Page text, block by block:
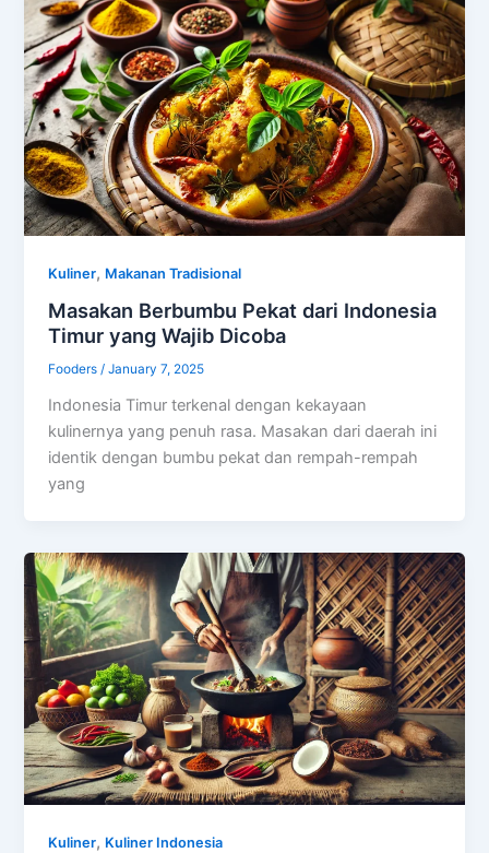
Kuliner, Makanan Tradisional
Masakan Berbumbu Pekat dari Indonesia
Timur yang Wajib Dicoba
Fooders/January 7, 2025
Indonesia Timur terkenal dengan kekayaan
kulinernya yang penuh rasa. Masakan dari daerah ini
identik dengan bumbu pekat dan rempah-rempah
yang
Kuliner, Kuliner Indonesia